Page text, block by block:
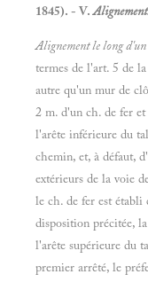
1845). - V.
Alignement le long
termes de l'art. 5 de
autre qu'un mur de
2 m. d'un ch. de fer et
l'arête inférieure du
chemin, et, à défaut,
extérieurs de la voie
le ch. de fer est établi
disposition précitée,
l'arête supérieure du
premier arrêté, le